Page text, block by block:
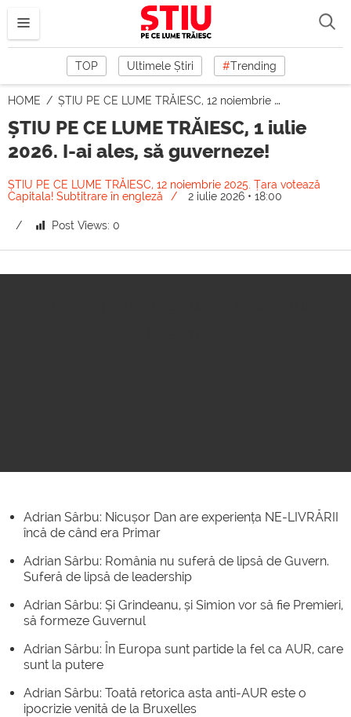
TOP Ultimele Știri #Trending
HOME ȘTIU PE CE LUME TRĂIESC, 12 noiembrie 2025. Țara votează Capitala! Subtitrare în engleză
ȘTIU PE CE LUME TRĂIESC, 1 iulie
2026. I-ai ales, să guverneze!
ȘTIU PE CE LUME TRĂIESC, 12 noiembrie 2025. Țara votează
Capitala! Subtitrare în engleză
2 iulie 2026 • 18:00
Post Views: 0
Adrian Sârbu: Nicușor Dan are experiența NE-LIVRĂRII
încă de când era Primar
Adrian Sârbu: România nu suferă de lipsă de Guvern.
Suferă de lipsă de leadership
Adrian Sârbu: Și Grindeanu, și Simion vor să fie Premieri,
să formeze Guvernul
Adrian Sârbu: În Europa sunt partide la fel ca AUR, care
sunt la putere
Adrian Sârbu: Toată retorica asta anti-AUR este o
ipocrizie venită de la Bruxelles